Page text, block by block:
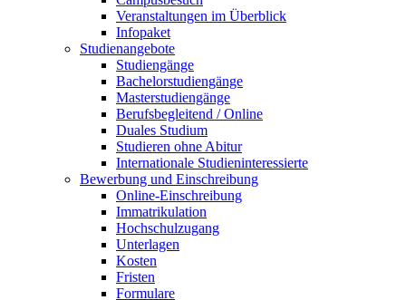
Veranstaltungen im Überblick
Infopaket
Studienangebote
Studiengänge
Bachelorstudiengänge
Masterstudiengänge
Berufsbegleitend / Online
Duales Studium
Studieren ohne Abitur
Internationale Studieninteressierte
Bewerbung und Einschreibung
Online-Einschreibung
Immatrikulation
Hochschulzugang
Unterlagen
Kosten
Fristen
Formulare